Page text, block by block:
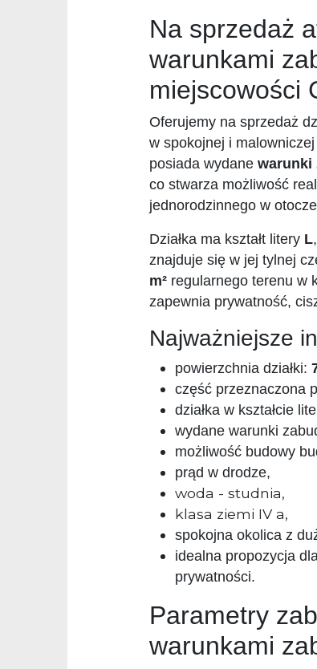
Na sprzedaż
warunkami
miejscowości
Oferujemy na sprzedaż
w spokojnej i
posiada wydane warunki
co stwarza możliwość
jednorodzinnego w
Działka ma kształt litery L
znajduje się w jej tylnej
m² regularnego terenu w
zapewnia prywatność,
Najważniejsze
powierzchnia działki:
część przeznaczona
działka w kształcie
wydane warunki
możliwość budowy
prąd w drodze,
woda - studnia,
klasa ziemi IV a,
spokojna okolica z
idealna propozycja
prywatności.
Parametry
warunkami